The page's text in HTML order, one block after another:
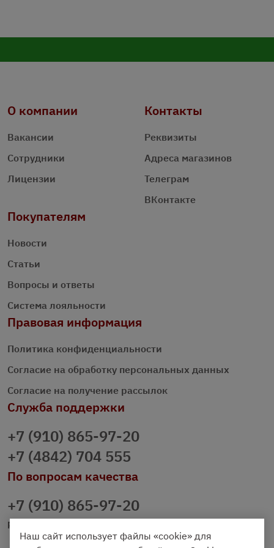
О компании
Вакансии
Сотрудники
Лицензии
Контакты
Реквизиты
Адреса магазинов
Телеграм
ВКонтакте
Покупателям
Новости
Статьи
Вопросы и ответы
Система лояльности
Правовая информация
Политика конфиденциальности
Согласие на обработку персональных данных
Согласие на получение рассылок
Служба поддержки
+7 (910) 865-97-20
+7 (4842) 704 555
По вопросам качества
+7 (910) 865-97-20
prazdnichniy40@palmi.ru
Наш сайт использует файлы «cookie» для